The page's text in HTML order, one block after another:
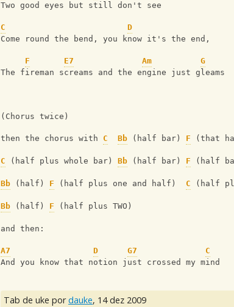
Two good eyes but still don't see
C
D
Come round the bend, you know it's the end,
F E7 Am
G
The fireman screams and the engine just gleams
(Chorus twice)
then the chorus with C Bb (half bar) F (that
C (half plus whole bar) Bb (half bar) F (half
Bb (half) F (half plus one and half) C (half
Bb (half) F (half plus TWO)
and then:
A7 D G7
C
And you know that notion just crossed my mind
Tab de uke pordauke, 14 dez 2009